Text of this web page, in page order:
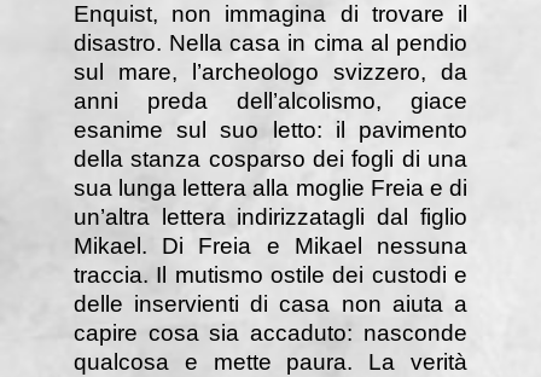
Enquist, non immagina di trovare il
disastro. Nella casa in cima al pendio
sul mare, l’archeologo svizzero, da
anni preda dell’alcolismo, giace
esanime sul suo letto: il pavimento
della stanza cosparso dei fogli di una
sua lunga lettera alla moglie Freia e di
un’altra lettera indirizzatagli dal figlio
Mikael. Di Freia e Mikael nessuna
traccia. Il mutismo ostile dei custodi e
delle inservienti di casa non aiuta a
capire cosa sia accaduto: nasconde
qualcosa e mette paura. La verità